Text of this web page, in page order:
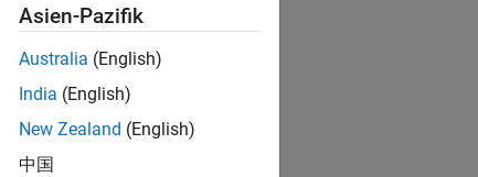
Asien-Pazifik
Australia (English)
India (English)
New Zealand (English)
中国